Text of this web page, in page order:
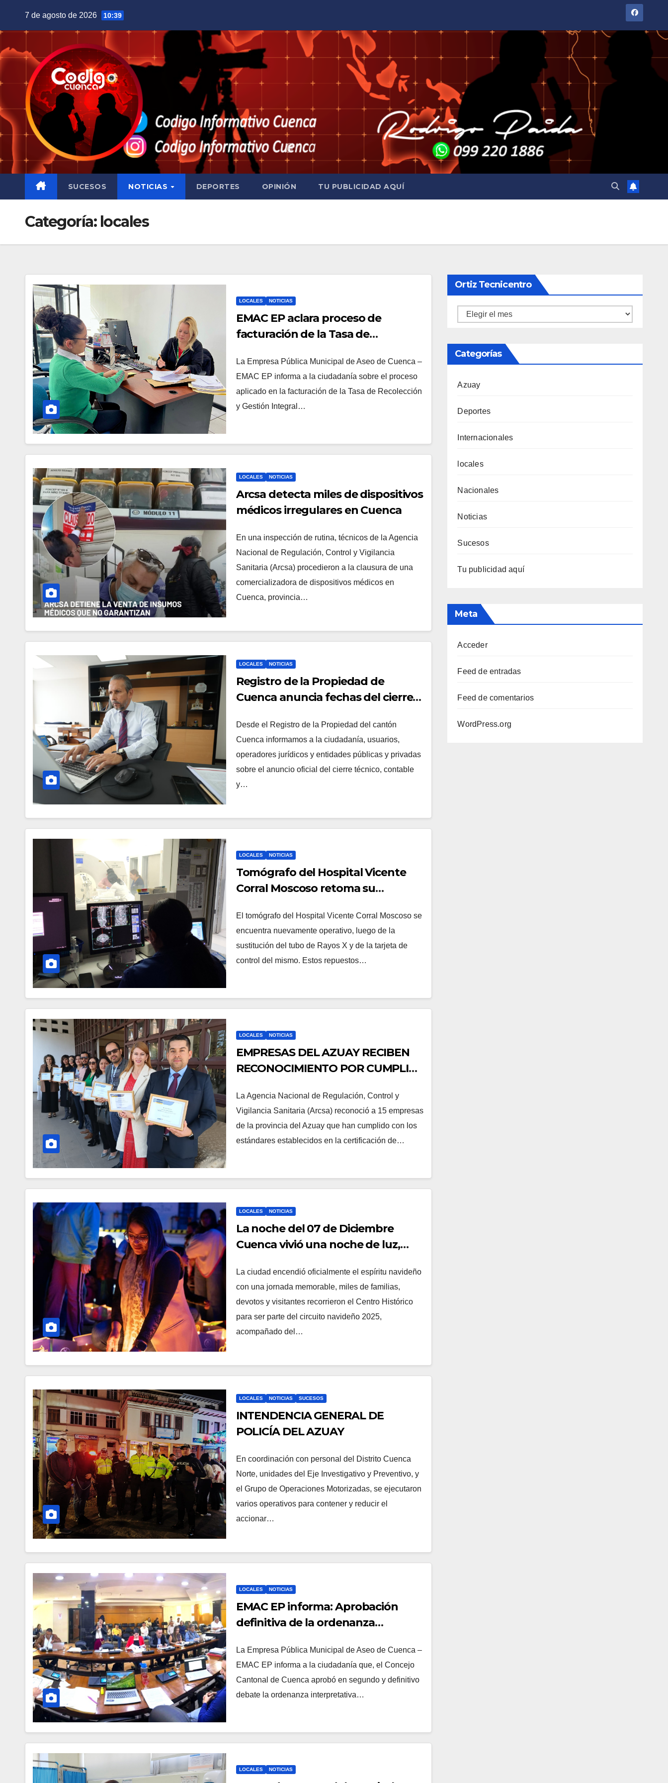
contenido
7 de agosto de 2026 10:39
SUCESOS NOTICIAS DEPORTES OPINIÓN TU PUBLICIDAD AQUÍ
Categoría: locales
LOCALES NOTICIAS
EMAC EP aclara proceso de
facturación de la Tasa de
facilidades de pago
La Empresa Pública Municipal de Aseo de Cuenca –
EMAC EP informa a la ciudadanía sobre el proceso
aplicado en la facturación de la Tasa de Recolección
y Gestión Integral…
LOCALES NOTICIAS
Arcsa detecta miles de dispositivos
médicos irregulares en Cuenca
En una inspección de rutina, técnicos de la Agencia
Nacional de Regulación, Control y Vigilancia
Sanitaria (Arcsa) procedieron a la clausura de una
comercializadora de dispositivos médicos en
Cuenca, provincia…
LOCALES NOTICIAS
Registro de la Propiedad de
Cuenca anuncia fechas del cierre
Desde el Registro de la Propiedad del cantón
Cuenca informamos a la ciudadanía, usuarios,
operadores jurídicos y entidades públicas y privadas
sobre el anuncio oficial del cierre técnico, contable
y…
LOCALES NOTICIAS
Tomógrafo del Hospital Vicente
Corral Moscoso retoma su
pacientes
El tomógrafo del Hospital Vicente Corral Moscoso se
encuentra nuevamente operativo, luego de la
sustitución del tubo de Rayos X y de la tarjeta de
control del mismo. Estos repuestos…
LOCALES NOTICIAS
EMPRESAS DEL AZUAY RECIBEN
RECONOCIMIENTO POR CUMPLIR
ALMACENAMIENTO,
DISTRIBUCIÓN Y/O TRANSPORTE
La Agencia Nacional de Regulación, Control y
Vigilancia Sanitaria (Arcsa) reconoció a 15 empresas
de la provincia del Azuay que han cumplido con los
estándares establecidos en la certificación de…
LOCALES NOTICIAS
La noche del 07 de Diciembre
Cuenca vivió una noche de luz,
navideño y el festival de la
Morenica del Rosario
La ciudad encendió oficialmente el espíritu navideño
con una jornada memorable, miles de familias,
devotos y visitantes recorrieron el Centro Histórico
para ser parte del circuito navideño 2025,
acompañado del…
LOCALES NOTICIAS SUCESOS
INTENDENCIA GENERAL DE
POLICÍA DEL AZUAY
En coordinación con personal del Distrito Cuenca
Norte, unidades del Eje Investigativo y Preventivo, y
el Grupo de Operaciones Motorizadas, se ejecutaron
varios operativos para contener y reducir el
accionar…
LOCALES NOTICIAS
EMAC EP informa: Aprobación
definitiva de la ordenanza
Recolección de Basura
La Empresa Pública Municipal de Aseo de Cuenca –
EMAC EP informa a la ciudadanía que, el Concejo
Cantonal de Cuenca aprobó en segundo y definitivo
debate la ordenanza interpretativa…
LOCALES NOTICIAS
Ortiz Tecnicentro
Ortiz
Categorías
Azuay
Deportes
Internacionales
locales
Nacionales
Noticias
Sucesos
Tu publicidad aquí
Meta
Acceder
Feed de entradas
Feed de comentarios
WordPress.org